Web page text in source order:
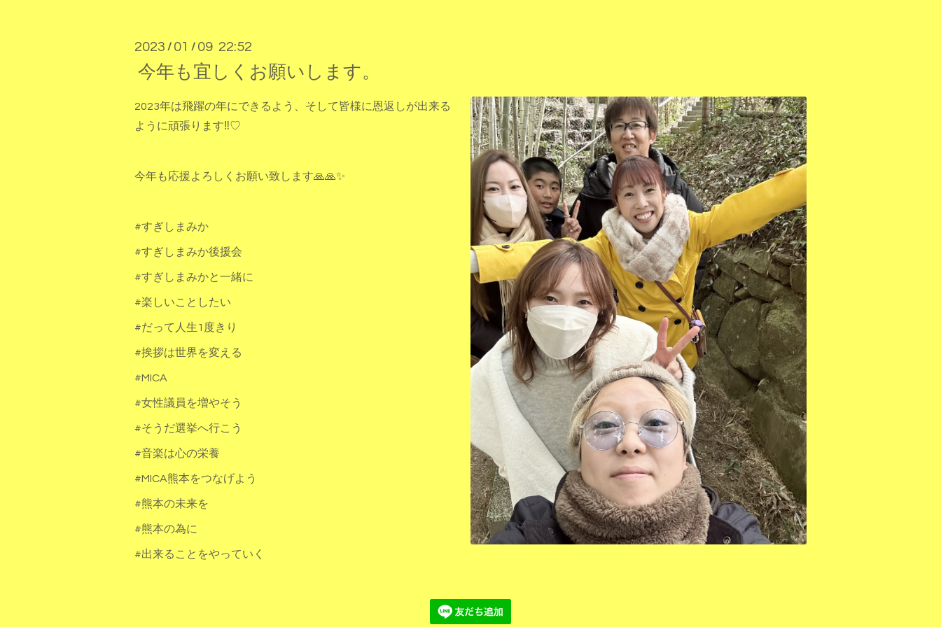
2023 / 01 / 09 22:52
今年も宜しくお願いします。
2023年は飛躍の年にできるよう、そして皆様に恩返しが出来る
ように頑張ります‼️♡
今年も応援よろしくお願い致します🙏🙏✨
#すぎしまみか
#すぎしまみか後援会
#すぎしまみかと一緒に
#楽しいことしたい
#だって人生1度きり
#挨拶は世界を変える
#MICA
#女性議員を増やそう
#そうだ選挙へ行こう
#音楽は心の栄養
#MICA熊本をつなげよう
#熊本の未来を
#熊本の為に
#出来ることをやっていく